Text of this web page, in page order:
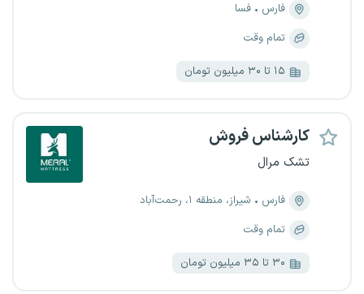
فارس
فسا
تمام وقت
۱۵ تا ۳۰ میلیون تومان
کارشناس فروش
تشک مرال
فارس
شیراز، منطقه ۱، رحمت‌آباد
تمام وقت
۳۰ تا ۳۵ میلیون تومان